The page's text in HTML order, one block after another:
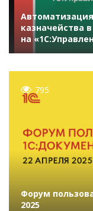
казначейства
на
795
Форум
2025